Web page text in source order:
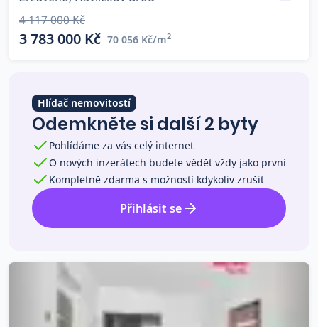
Blog
O nás
Kariéra
4 117 000 Kč
3 783 000 Kč 70 056 Kč/m2
Hlídač nemovitostí
Odemkněte si další 2 byty
Pohlídáme za vás celý internet
O nových inzerátech budete vědět vždy jako první
Kompletně zdarma s možností kdykoliv zrušit
Přihlásit se